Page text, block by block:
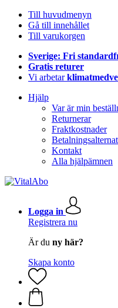
Till huvudmenyn
Gå till innehållet
Till varukorgen
Sverige: Fri
Gratis returer
Vi arbetar
Hjälp
Var är min
Returnerar
Fraktkostnader
Kontakt
Alla hjälpämnen
Logga in
Registrera nu
Är du ny här?
Skapa konto